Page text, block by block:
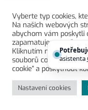
Vyberte typ cookies,
Na našich webových
abychom vám poskytli
zapamatujeme vaše
Kliknutím na „Přijmout
souborů cookie.
cookie“ a poskytnout
Nastavení cookies
asistenta